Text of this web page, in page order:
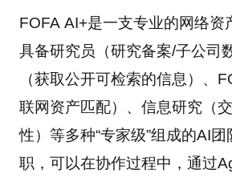
FOFA AI+是一支专业的网络资
具备研究员（研究备案/子公司
（获取公开可检索的信息）、
联网资产匹配）、信息研究（
性）等多种“专家级”组成的AI
职，可以在协作过程中，通过